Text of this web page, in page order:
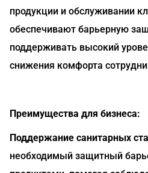
продукции и обслуживании
обеспечивают барьерную
поддерживать высокий
снижения комфорта
Преимущества для бизнеса:
Поддержание санитарных
необходимый защитный